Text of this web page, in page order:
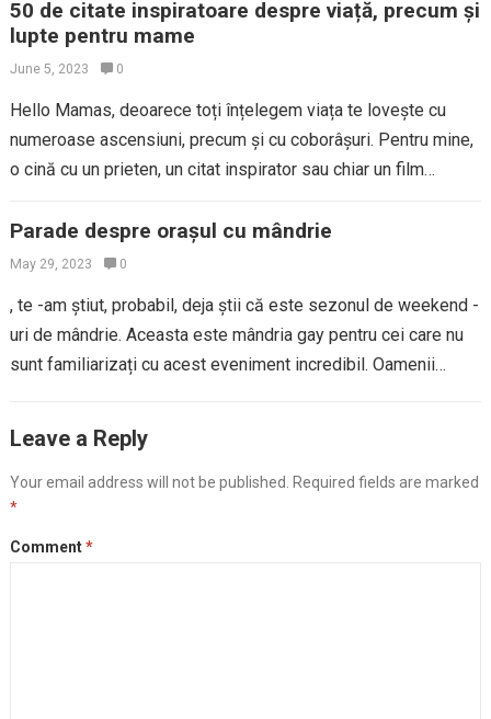
50 de citate inspiratoare despre viață, precum și
lupte pentru mame
June 5, 2023 0
Hello Mamas, deoarece toți înțelegem viața te lovește cu
numeroase ascensiuni, precum și cu coborâșuri. Pentru mine,
o cină cu un prieten, un citat inspirator sau chiar un film
Parade despre orașul cu mândrie
May 29, 2023 0
, te -am știut, probabil, deja știi că este sezonul de weekend -
uri de mândrie. Aceasta este mândria gay pentru cei care nu
sunt familiarizați cu acest eveniment incredibil. Oamenii…
Leave a Reply
Your email address will not be published.
Required fields are marked
*
Comment*